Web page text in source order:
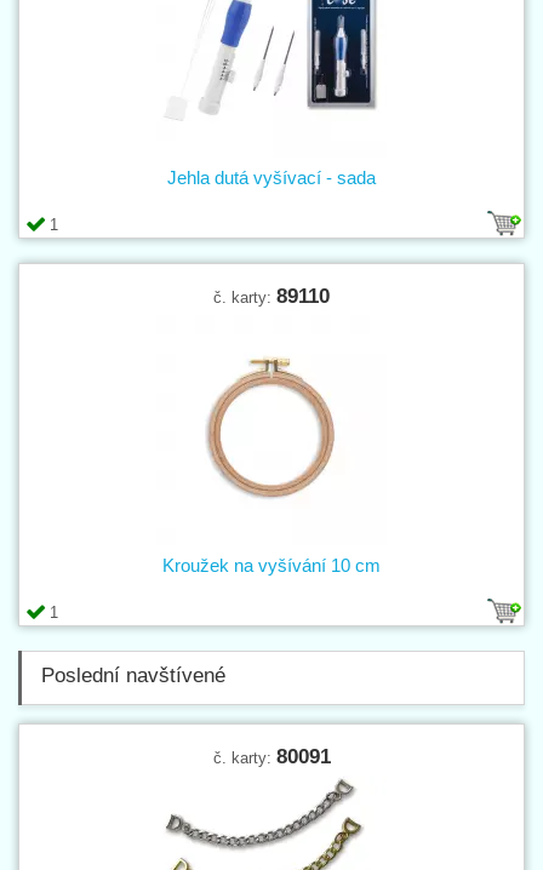
1
Jehla dutá vyšívací - sada
č. karty: 89110
1
Kroužek na vyšívání 10 cm
Poslední navštívené
č. karty: 80091